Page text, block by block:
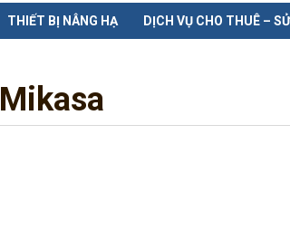
THIẾT BỊ NÂNG HẠ DỊCH VỤ CHO THUÊ –